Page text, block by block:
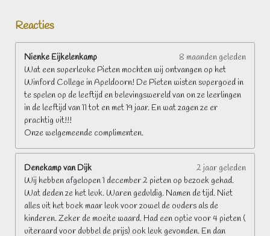
Reacties
Nienke Eijkelenkamp
8 maanden geleden
Wat een superleuke Pieten mochten wij ontvangen op het
Winford College in Apeldoorn! De Pieten wisten supergoed in
te spelen op de leeftijd en belevingswereld van on ze leerlingen
in de leeftijd van 11 tot en met 19 jaar. En wat zagen ze er
prachtig uit!!!
Onze welgemeende complimenten.
Denekamp van Dijk
2 jaar geleden
Wij hebben afgelopen 1 december 2 pieten op bezoek gehad.
Wat deden ze het leuk. Waren geduldig. Namen de tijd. Niet
alles uit het boek maar leuk voor zowel de ouders als de
kinderen. Zeker de moeite waard. Had een optie voor 4 pieten (
uiteraard voor dubbel de prijs) ook leuk gevonden. En dan